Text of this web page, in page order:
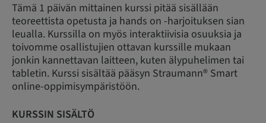
Tämä 1 päivän mittainen kurssi pitää sisällään
teoreettista opetusta ja hands on -harjoituksen sian
leualla. Kurssilla on myös interaktiivisia osuuksia ja
toivomme osallistujien ottavan kurssille mukaan
jonkin kannettavan laitteen, kuten älypuhelimen tai
tabletin. Kurssi sisältää pääsyn Straumann® Smart
online-oppimisympäristöön.
KURSSIN SISÄLTÖ